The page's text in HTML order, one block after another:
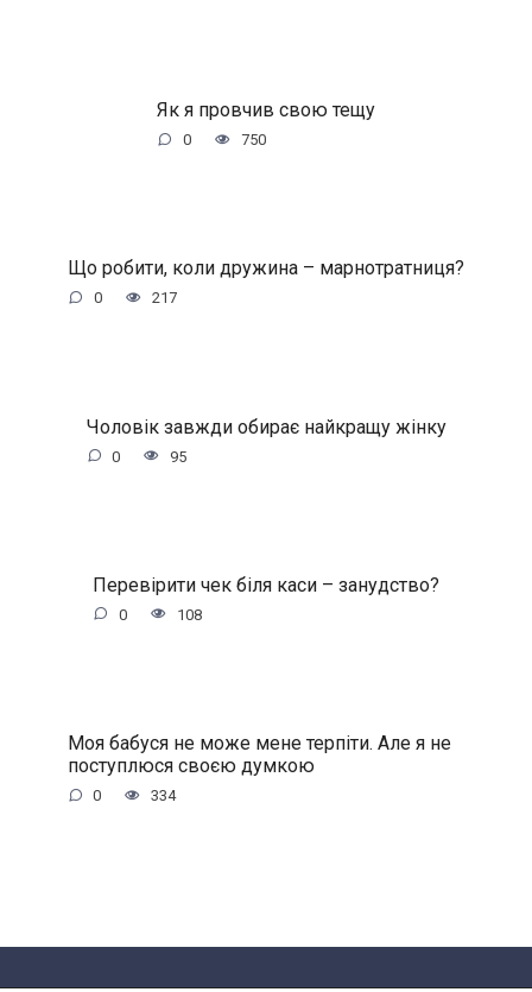
Як я провчив свою тещу
0 750
Що робити, коли дружина – марнотратниця?
0 217
Чоловік завжди обирає найкращу жінку
0 95
Перевірити чек біля каси – занудствo?
0 108
Моя бабуся не може мене терпіти. Але я не
поступлюся своєю думкою
0 334